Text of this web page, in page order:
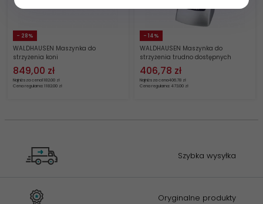
- 28%
WALDHAUSEN Maszynka do
strzyżenia koni
849,00 zł
Najniższa cena1182.00 zł
Cena regularna: 1182.00 zł
- 14%
WALDHAUSEN Maszynka do
strzyżenia trudno dostępnych
miejsc dla konia
406,78 zł
Najniższa cena406.78 zł
Cena regularna: 473.00 zł
Szybka wysyłka
Oryginalne produkty